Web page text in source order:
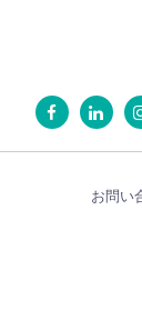
お問い